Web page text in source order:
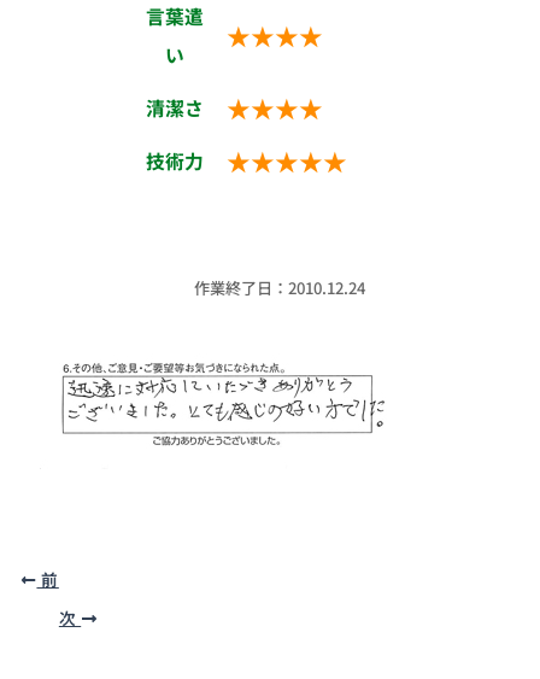
言葉遣
い
★★★★
清潔さ ★★★★
技術力 ★★★★★
作業終了日：2010.12.24
前
次